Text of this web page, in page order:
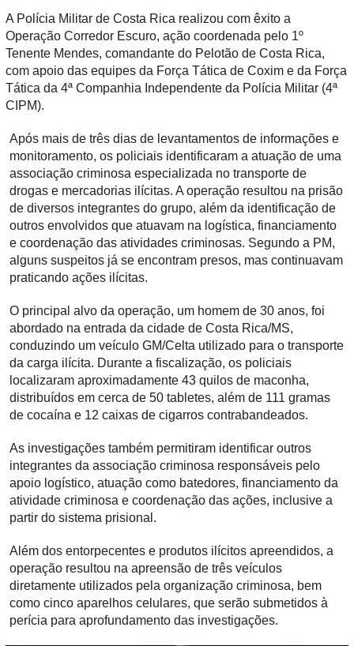
A Polícia Militar de Costa Rica realizou com êxito a
Operação Corredor Escuro, ação coordenada pelo 1º
Tenente Mendes, comandante do Pelotão de Costa Rica,
com apoio das equipes da Força Tática de Coxim e da Força
Tática da 4ª Companhia Independente da Polícia Militar (4ª
CIPM).
Após mais de três dias de levantamentos de informações e
monitoramento, os policiais identificaram a atuação de uma
associação criminosa especializada no transporte de
drogas e mercadorias ilícitas. A operação resultou na prisão
de diversos integrantes do grupo, além da identificação de
outros envolvidos que atuavam na logística, financiamento
e coordenação das atividades criminosas. Segundo a PM,
alguns suspeitos já se encontram presos, mas continuavam
praticando ações ilícitas.
O principal alvo da operação, um homem de 30 anos, foi
abordado na entrada da cidade de Costa Rica/MS,
conduzindo um veículo GM/Celta utilizado para o transporte
da carga ilícita. Durante a fiscalização, os policiais
localizaram aproximadamente 43 quilos de maconha,
distribuídos em cerca de 50 tabletes, além de 111 gramas
de cocaína e 12 caixas de cigarros contrabandeados.
As investigações também permitiram identificar outros
integrantes da associação criminosa responsáveis pelo
apoio logístico, atuação como batedores, financiamento da
atividade criminosa e coordenação das ações, inclusive a
partir do sistema prisional.
Além dos entorpecentes e produtos ilícitos apreendidos, a
operação resultou na apreensão de três veículos
diretamente utilizados pela organização criminosa, bem
como cinco aparelhos celulares, que serão submetidos à
perícia para aprofundamento das investigações.